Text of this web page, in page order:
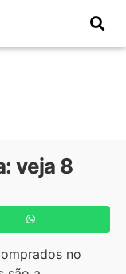
veja 8
no